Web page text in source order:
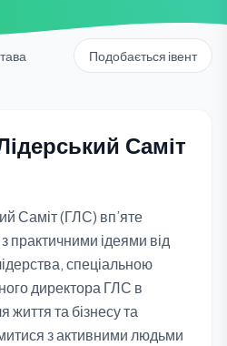
Подобається івент
Саміт
Саміт (ГЛС) вп’яте
практичними ідеями від
спеціальною
директора ГЛС в
життя та бізнесу та
з активними людьми